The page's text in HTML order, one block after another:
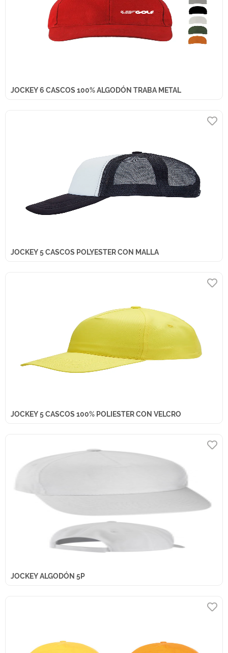
JOCKEY 6 CASCOS 100% ALGODÓN TRABA METAL
JOCKEY 5 CASCOS POLYESTER CON MALLA
JOCKEY 5 CASCOS 100% POLIESTER CON VELCRO
JOCKEY ALGODÓN 5P